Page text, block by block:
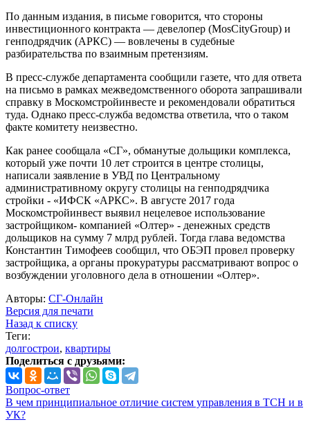
По данным издания, в письме говорится, что стороны
инвестиционного контракта — девелопер (MosCityGroup) и
генподрядчик (АРКС) — вовлечены в судебные
разбирательства по взаимным претензиям.
В пресс-службе департамента сообщили газете, что для ответа
на письмо в рамках межведомственного оборота запрашивали
справку в Москомстройинвесте и рекомендовали обратиться
туда. Однако пресс-служба ведомства ответила, что о таком
факте комитету неизвестно.
Как ранее сообщала «СГ», обманутые дольщики комплекса,
который уже почти 10 лет строится в центре столицы,
написали заявление в УВД по Центральному
административному округу столицы на генподрядчика
стройки - «ИФСК «АРКС». В августе 2017 года
Москомстройинвест выявил нецелевое использование
застройщиком- компанией «Олтер» - денежных средств
дольщиков на сумму 7 млрд рублей. Тогда глава ведомства
Константин Тимофеев сообщил, что ОБЭП провел проверку
застройщика, а органы прокуратуры рассматривают вопрос о
возбуждении уголовного дела в отношении «Олтер».
Авторы: СГ-Онлайн
Версия для печати
Назад к списку
Теги:
долгострои, квартиры
Поделиться с друзьями:
Вопрос-ответ
В чем принципиальное отличие систем управления в ТСН и в
УК?